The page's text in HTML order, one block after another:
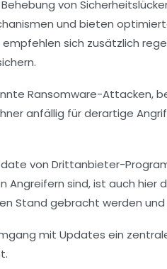
von
und bieten
empfehlen sich zusätzlich
Ransomware-Attacken,
anfällig für derartige
von Drittanbieter-
Angreifern sind, ist auch hier
Stand gebracht werden
mit Updates ein